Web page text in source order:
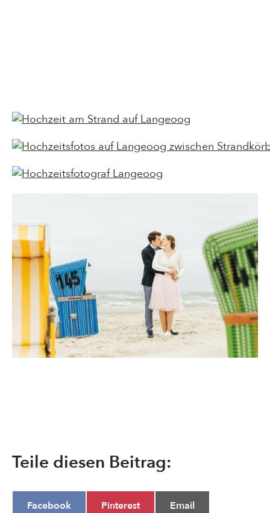
Teile diesen Beitrag:
Share
Facebook Share
Pinterest Share
Email